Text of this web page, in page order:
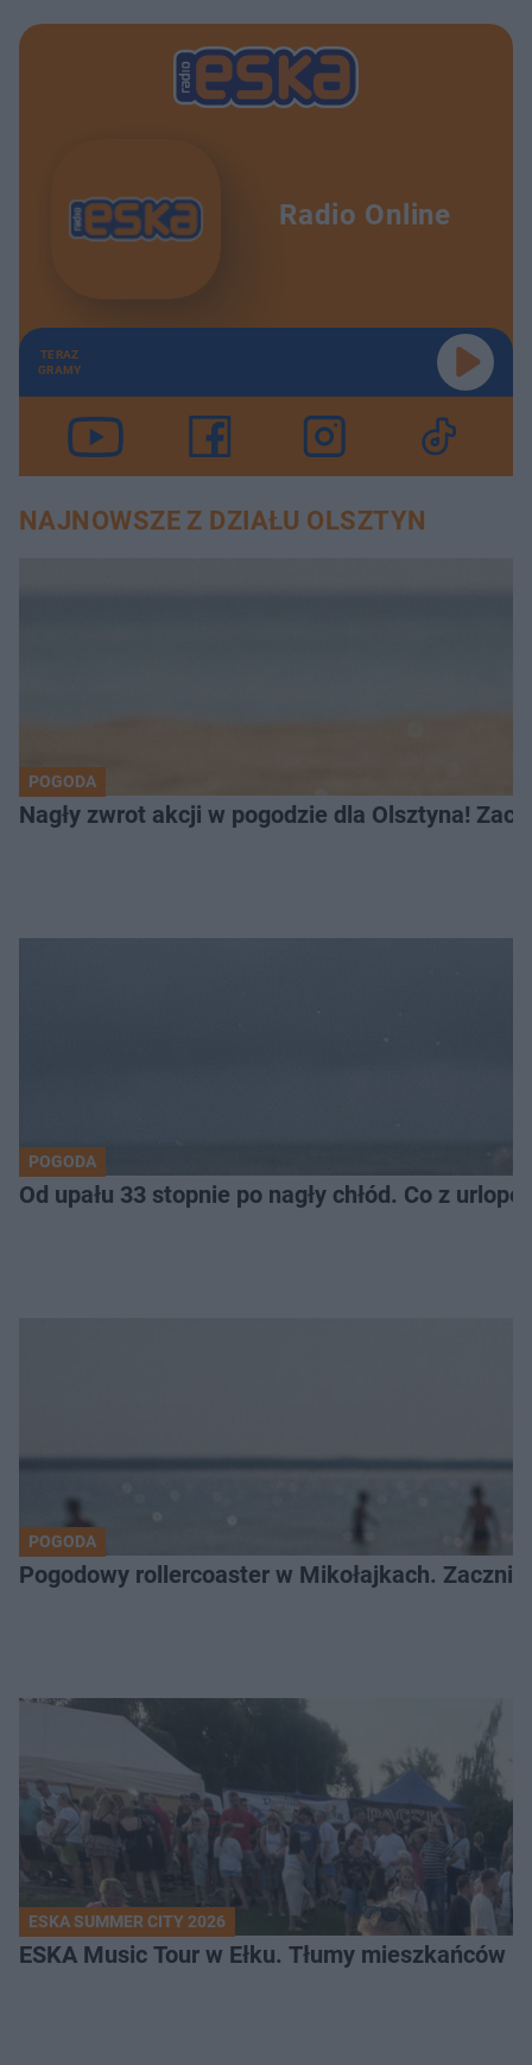
Radio Online
TERAZ
GRAMY
NAJNOWSZE Z DZIAŁU OLSZTYN
POGODA
Nagły zwrot akcji w pogodzie dla Olsztyna!
POGODA
Od upału 33 stopnie po nagły chłód. Co z
POGODA
Pogodowy rollercoaster w Mikołajkach.
ESKA SUMMER CITY 2026
ESKA Music Tour w Ełku. Tłumy mieszkańców